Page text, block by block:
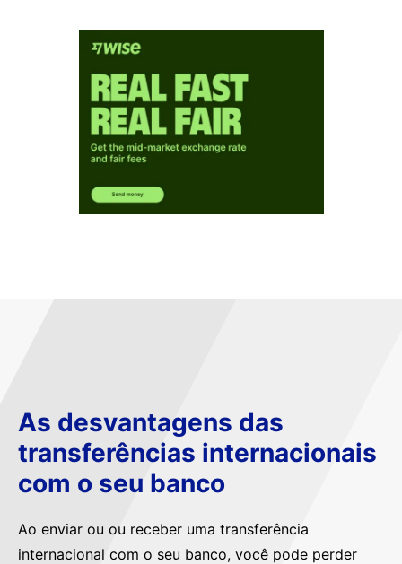
As desvantagens das
transferências internacionais
com o seu banco
Ao enviar ou ou receber uma transferência
internacional com o seu banco, você pode perder